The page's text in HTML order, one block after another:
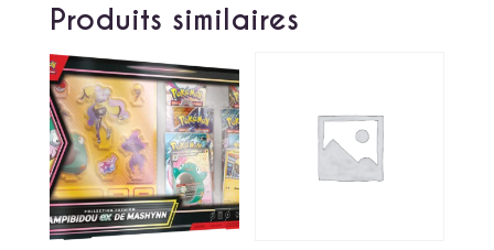
Produits similaires